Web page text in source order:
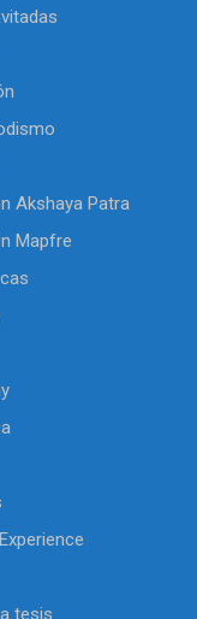
Akshaya Patra
Mapfre